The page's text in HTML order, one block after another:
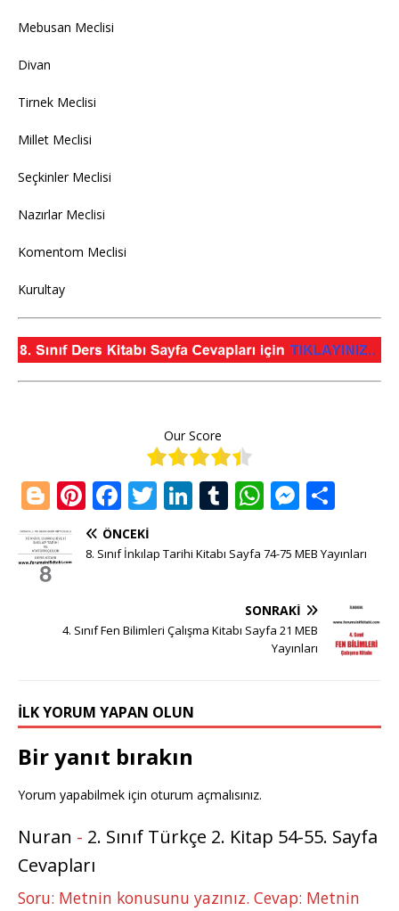
Mebusan Meclisi
Divan
Tirnek Meclisi
Millet Meclisi
Seçkinler Meclisi
Nazırlar Meclisi
Komentom Meclisi
Kurultay
Our Score
Bl
o
g
g
Pi
n
te
st
F
a
c
o
T
it
Li
k
n
T
m
W
at
A
p
M
ss
n
g
ar
ÖNCEKI
8. Sınıf İnkılap Tarihi Kitabı Sayfa 74-75 MEB Yayınları
SONRAKI
4. Sınıf Fen Bilimleri Çalışma Kitabı Sayfa 21 MEB
Yayınları
İLK YORUM YAPAN OLUN
Bir yanıt bırakın
Yorum yapabilmek için oturum açmalısınız.
Nuran - 2. Sınıf Türkçe 2. Kitap 54-55. Sayfa
Cevapları
Soru: Metnin konusunu yazınız. Cevap: Metnin